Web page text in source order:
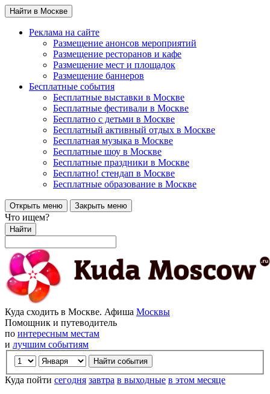
Найти в Москве
Реклама на сайте
Размещение анонсов мероприятий
Размещение ресторанов и кафе
Размещение мест и площадок
Размещение баннеров
Бесплатные события
Бесплатные выставки в Москве
Бесплатные фестивали в Москве
Бесплатно с детьми в Москве
Бесплатный активный отдых в Москве
Бесплатная музыка в Москве
Бесплатные шоу в Москве
Бесплатные праздники в Москве
Бесплатно! стендап в Москве
Бесплатные образование в Москве
Открыть меню Закрыть меню
Что ищем?
Найти
Куда сходить в Москве. Афиша Москвы
Помощник и путеводитель
по интересным местам
и лучшим событиям
Куда пойти сегодня завтра в выходные в этом месяце